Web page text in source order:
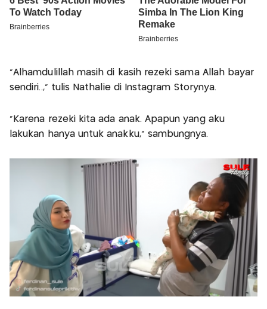
"Alhamdulillah masih di kasih rezeki sama Allah bayar
sendiri..," tulis Nathalie di Instagram Storynya.
"Karena rezeki kita ada anak. Apapun yang aku
lakukan hanya untuk anakku," sambungnya.